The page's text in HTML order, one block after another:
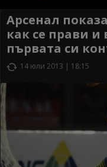
Арсенал
как се прави и
първата си
14 юли 2013 | 18:15